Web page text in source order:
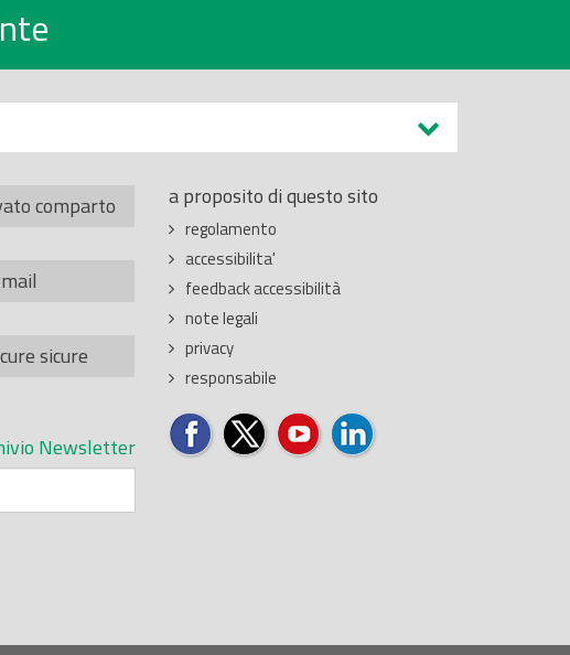
comparto
sicure
a proposito di questo sito
regolamento
accessibilita'
feedback accessibilità
note legali
privacy
responsabile
Newsletter